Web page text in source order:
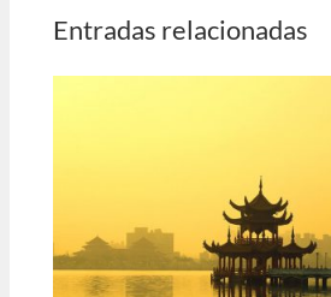
Entradas relacionadas